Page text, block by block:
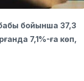
бабы бойынша 37,3
7,1%-ға көп,